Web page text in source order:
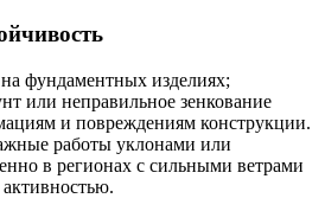
фундаментных изделиях;
или неправильное зенкование
и повреждениям конструкции.
работы уклонами или
в регионах с сильными ветрами